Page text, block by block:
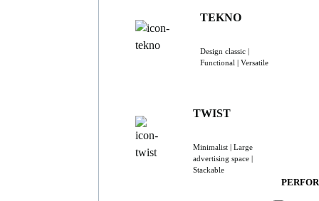
TEKNO
Design classic |
Functional | Versatile
TWIST
Minimalist | Large
advertising space |
Stackable